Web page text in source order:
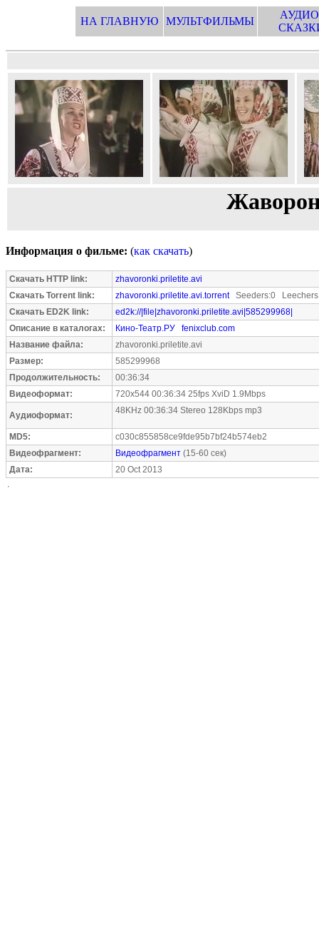
НА ГЛАВНУЮ МУЛЬТФИЛЬМЫ
Информация о фильме: (как скачать)
Скачать HTTP link:
zhavoronki.priletite.avi
Скачать Torrent link:
zhavoronki.priletite.avi.torrentSeeders:0
Скачать ED2K link:
ed2k://|file|zhavoronki.priletite.avi|585299968|
Описание в каталогах:
Кино-Театр.РУ
fenixclub.com
Название файла:
zhavoronki.priletite.avi
Размер:
585299968
Продолжительность:
00:36:34
Видеоформат:
720x544 00:36:34 25fps XviD 1.9Mbps
Аудиоформат: 48KHz 00:36:34 Stereo 128Kbps mp3
MD5:
c030c855858ce9fde95b7bf24b574eb2
Видеофрагмент:
Видеофрагмент (15-60 сек)
Дата:
20 Oct 2013